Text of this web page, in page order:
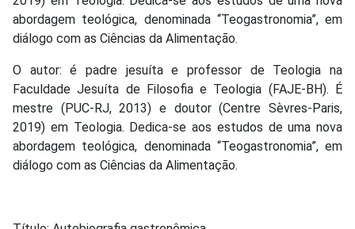
abordagem teológica, denominada “Teogastronomia”, em
diálogo com as Ciências da Alimentação.
O autor: é padre jesuíta e professor de Teologia na
Faculdade Jesuíta de Filosofia e Teologia (FAJE-BH). É
mestre (PUC-RJ, 2013) e doutor (Centre Sèvres-Paris,
2019) em Teologia. Dedica-se aos estudos de uma nova
abordagem teológica, denominada “Teogastronomia”, em
diálogo com as Ciências da Alimentação.